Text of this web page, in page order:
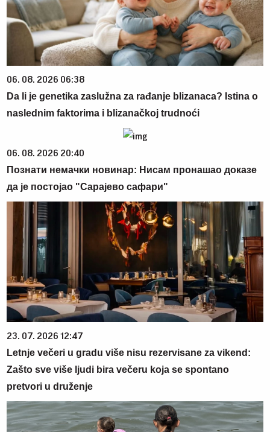
06. 08. 2026 06:38
Da li je genetika zaslužna za rađanje blizanaca? Istina o
naslednim faktorima i blizanačkoj trudnoći
06. 08. 2026 20:40
Познати немачки новинар: Нисам пронашао доказе
да је постојао "Сарајево сафари"
23. 07. 2026 12:47
Letnje večeri u gradu više nisu rezervisane za vikend:
Zašto sve više ljudi bira večeru koja se spontano
pretvori u druženje